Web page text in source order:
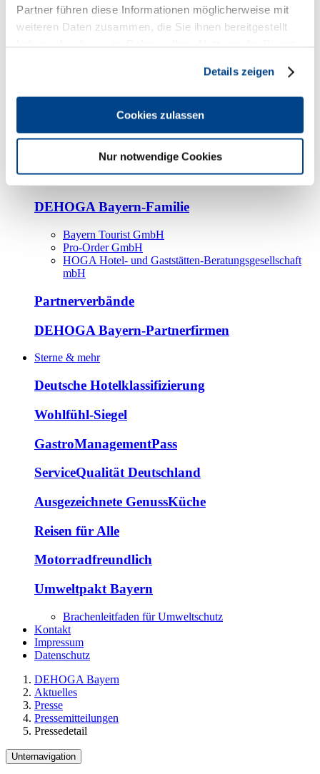
Partner führen diese Informationen möglicherweise mit
weiteren Daten zusammen, die Sie ihnen bereitgestellt
Details zeigen
Cookies zulassen
Nur notwendige Cookies
Kooperationspartner
Tourismusorganisationen
Bayern Tourismus Marketing GmbH
DEHOGA-Familie
Bundesverband
Fachverbände
DEHOGA Bayern-Familie
Bayern Tourist GmbH
Pro-Order GmbH
HOGA Hotel- und Gaststätten-Beratungsgesellschaft
mbH
Partnerverbände
DEHOGA Bayern-Partnerfirmen
Sterne & mehr
Deutsche Hotelklassifizierung
Wohlfühl-Siegel
GastroManagementPass
ServiceQualität Deutschland
Ausgezeichnete GenussKüche
Reisen für Alle
Motorradfreundlich
Umweltpakt Bayern
Brachenleitfaden für Umweltschutz
Kontakt
Impressum
Datenschutz
DEHOGA Bayern
Aktuelles
Presse
Pressemitteilungen
Pressedetail
Unternavigation